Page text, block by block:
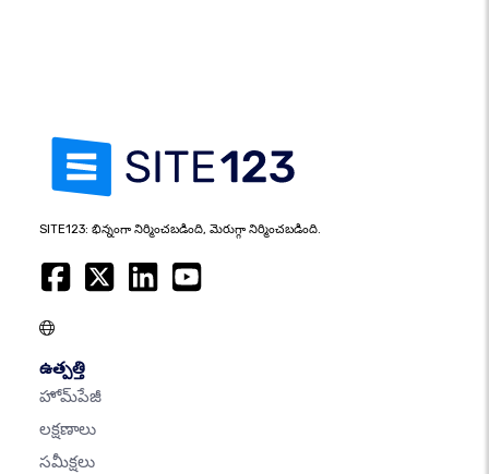
SITE123: భిన్నంగా నిర్మించబడింది, మెరుగ్గా నిర్మించబడింది.
ఉత్పత్తి
హోమ్‌పేజీ
లక్షణాలు
సమీక్షలు